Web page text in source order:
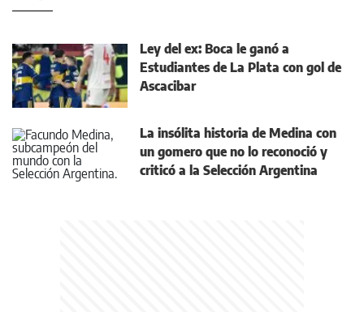
Ley del ex: Boca le ganó a
Estudiantes de La Plata con gol de
Ascacibar
La insólita historia de Medina con
un gomero que no lo reconoció y
criticó a la Selección Argentina